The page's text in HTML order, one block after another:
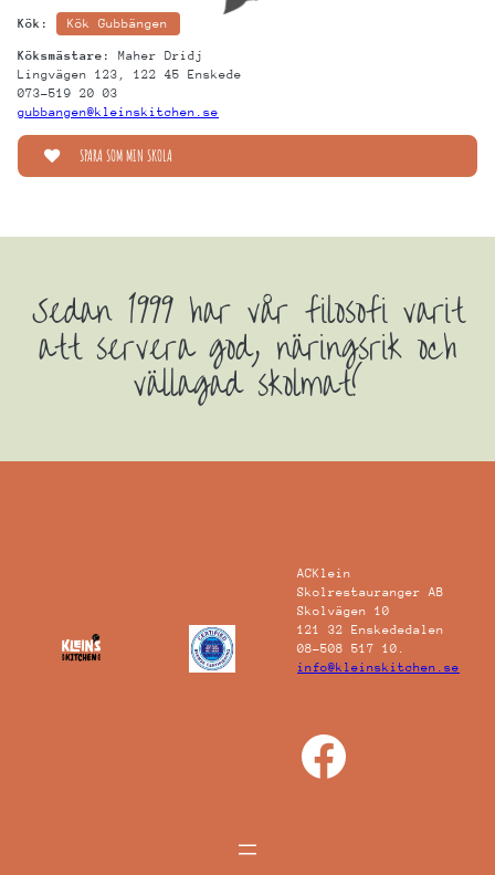
Kök: Kök Gubbängen
Köksmästare:
Maher Dridj
Lingvägen 123, 122 45 Enskede
073-519 20 03
gubbangen@kleinskitchen.se
Sedan 1999 har vår filosofi varit
att servera god, näringsrik och
vällagad skolmat!
ACKlein
Skolrestauranger AB
Skolvägen 10
121 32 Enskededalen
08-508 517 10.
info@kleinskitchen.se